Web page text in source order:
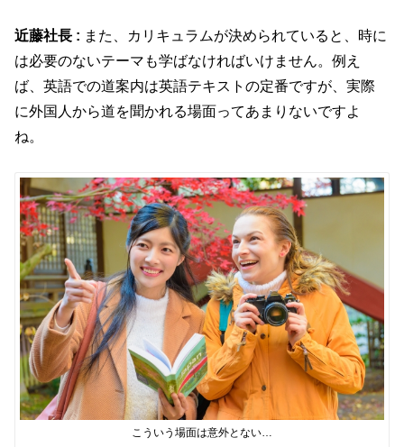
近藤社長 : また、カリキュラムが決められていると、時に
は必要のないテーマも学ばなければいけません。例え
ば、英語での道案内は英語テキストの定番ですが、実際
に外国人から道を聞かれる場面ってあまりないですよ
ね。
こういう場面は意外とない…